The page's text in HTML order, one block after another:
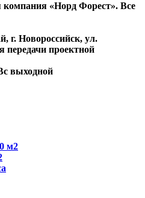
компания «Норд Форест». Все
г. Новороссийск, ул.
передачи проектной
выходной
м2